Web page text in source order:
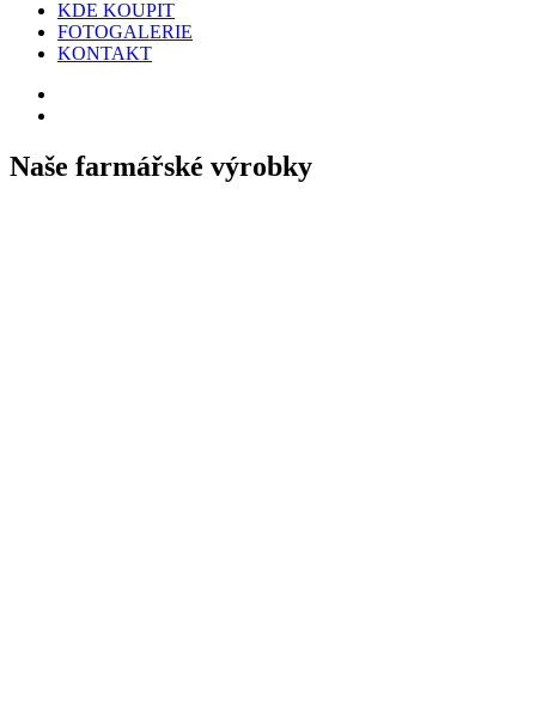
KDE KOUPIT
FOTOGALERIE
KONTAKT
Naše farmářské výrobky